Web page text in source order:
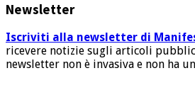
Newsletter
Iscriviti alla newsletter di
ricevere notizie sugli articoli
newsletter non è invasiva e non ha